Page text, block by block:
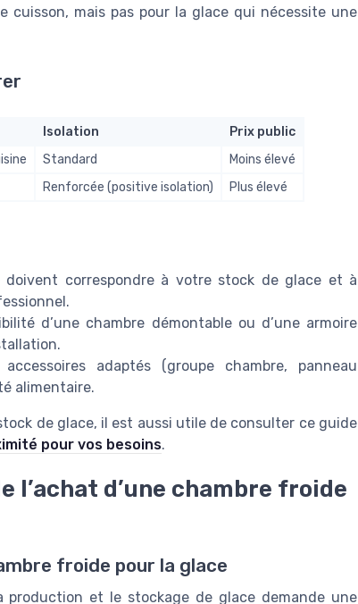
mais pas pour la glace qui nécessite une
Isolation
Prix public
Standard
Moins élevé
Renforcée (positive isolation) Plus élevé
correspondre à votre stock de glace et à
d’une chambre démontable ou d’une armoire
adaptés (groupe chambre, panneau
alimentaire.
de glace, il est aussi utile de consulter ce guide
pour vos besoins.
l’achat d’une chambre froide
froide pour la glace
production et le stockage de glace demande une